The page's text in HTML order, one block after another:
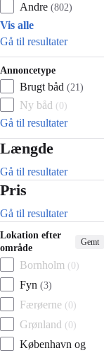
Andre (802)
Vis alle
Gå til resultater
Annoncetype
Brugt båd (21)
Ny båd ( 0 )
Gå til resultater
Længde
Gå til resultater
Pris
Gå til resultater
Lokation efter
område
Gemt
Bornholm ( 0 )
Fyn (3)
Færøerne ( 0 )
Grønland ( 0 )
København og